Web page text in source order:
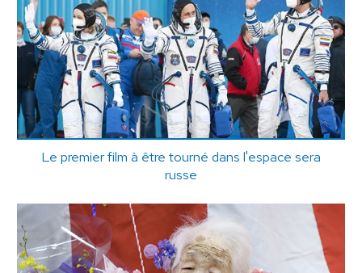
Le premier film à être tourné dans l'espace sera
russe